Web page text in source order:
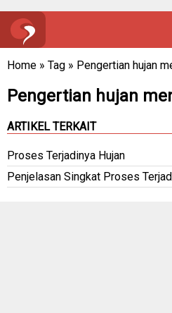
Home » Tag » Pengertian hujan
Pengertian hujan
ARTIKEL TERKAIT
Proses Terjadinya Hujan
Penjelasan Singkat Proses